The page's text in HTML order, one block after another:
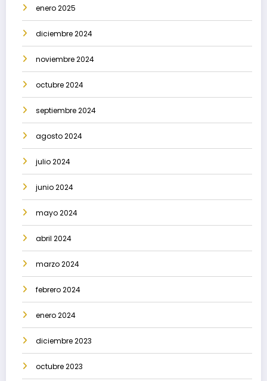
enero 2025
diciembre 2024
noviembre 2024
octubre 2024
septiembre 2024
agosto 2024
julio 2024
junio 2024
mayo 2024
abril 2024
marzo 2024
febrero 2024
enero 2024
diciembre 2023
octubre 2023